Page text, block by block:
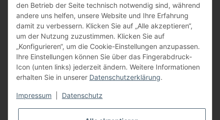
den Betrieb der Seite technisch notwendig sind, während
andere uns helfen, unsere Website und Ihre Erfahrung
damit zu verbessern. Klicken Sie auf „Alle akzeptieren“,
um der Nutzung zuzustimmen. Klicken Sie auf
„Konfigurieren“, um die Cookie-Einstellungen anzupassen.
Ihre Einstellungen können Sie über das Fingerabdruck-
Icon (unten links) jederzeit ändern. Weitere Informationen
erhalten Sie in unserer Datenschutzerklärung.
Impressum Datenschutz